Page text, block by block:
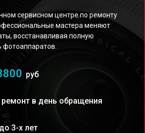
сервисном центре по ремонту
мастера меняют
восстанавливая полную
руб
ремонт в день обращения
3-х лет